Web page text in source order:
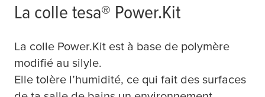
La colle tesa® Power.Kit
La colle Power.Kit est à base de polymère
modifié au silyle.
Elle tolère l’humidité, ce qui fait des surfaces